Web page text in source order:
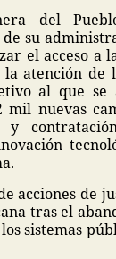
del
su
el acceso a
atención de
al que se
mil nuevas
acciones de
tras el
sistemas